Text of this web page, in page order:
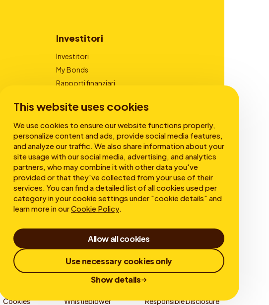
This website uses cookies
We use cookies to ensure our website functions properly,
personalize content and ads, provide social media features,
and analyze our traffic. We also share information about your
site usage with our social media, advertising, and analytics
partners, who may combine it with other data you've
provided or that they've collected from your use of their
services. You can find a detailed list of all cookies used per
category in your cookie settings under "cookie details" and
learn more in ourCookie Policy.
Allow all cookies
Use necessary cookies only
Show details
Investitori
Investitori
My Bonds
Rapporti finanziari
Cookies Whistleblower Responsible Disclosure